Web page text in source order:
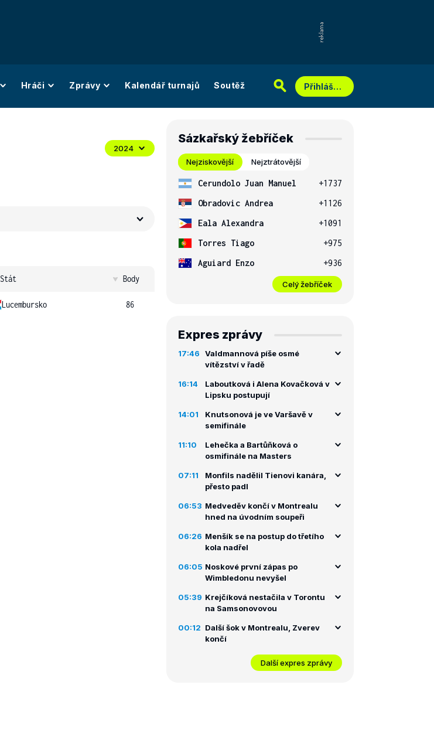
Hráči Zprávy Kalendář turnajů Soutěž Přihlášení
2024
Stát Body
Lucembursko 86
Sázkařský žebříček
Nejziskovější Nejztrátovější
Cerundolo Juan Manuel
+1737
Obradovic Andrea
+1126
Eala Alexandra
+1091
Torres Tiago
+975
Aguiard Enzo
+936
Celý žebříček
Expres zprávy
17:46
Valdmannová píše osmé
vítězství v řadě
16:14
Laboutková i Alena Kovačková v
Lipsku postupují
14:01
Knutsonová je ve Varšavě v
semifinále
11:10
Lehečka a Bartůňková o
osmifinále na Masters
07:11
Monfils nadělil Tienovi kanára,
přesto padl
06:53 Medveděv končí v Montrealu
hned na úvodním soupeři
06:26 Menšík se na postup do třetího
kola nadřel
06:05 Noskové první zápas po
Wimbledonu nevyšel
05:39 Krejčíková nestačila v Torontu
na Samsonovovou
00:12 Další šok v Montrealu, Zverev
končí
Další expres zprávy